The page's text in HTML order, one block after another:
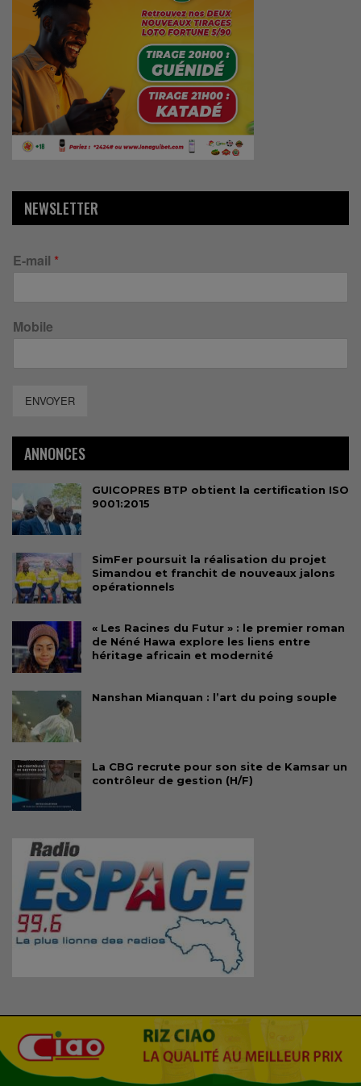
NEWSLETTER
E-mail *
Mobile
ENVOYER
ANNONCES
GUICOPRES BTP obtient la certification ISO
9001:2015
SimFer poursuit la réalisation du projet
Simandou et franchit de nouveaux jalons
opérationnels
« Les Racines du Futur » : le premier roman
de Néné Hawa explore les liens entre
héritage africain et modernité
Nanshan Mianquan : l’art du poing souple
La CBG recrute pour son site de Kamsar un
contrôleur de gestion (H/F)